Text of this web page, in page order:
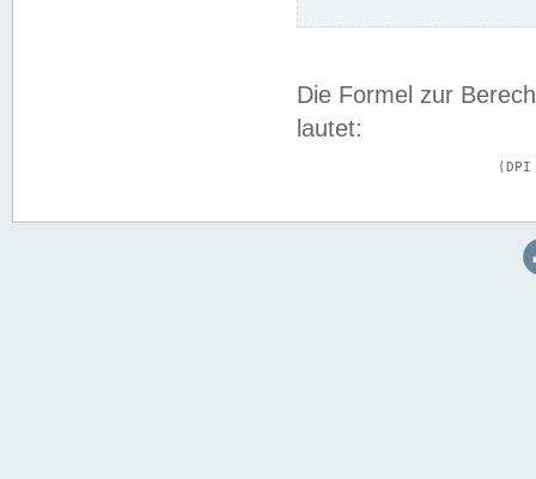
Die Formel zur
lautet: